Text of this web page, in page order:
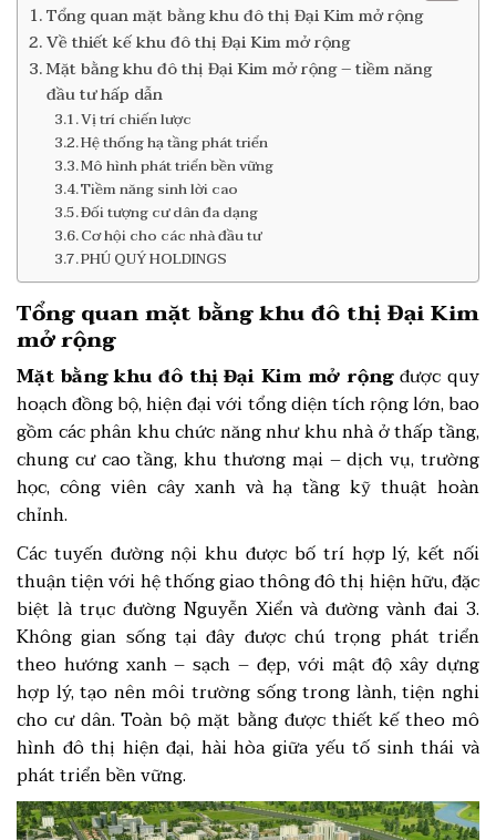
Tổng quan mặt bằng khu đô thị Đại Kim mở rộng
Về thiết kế khu đô thị Đại Kim mở rộng
Mặt bằng khu đô thị Đại Kim mở rộng – tiềm năng
đầu tư hấp dẫn
Vị trí chiến lược
Hệ thống hạ tầng phát triển
Mô hình phát triển bền vững
Tiềm năng sinh lời cao
Đối tượng cư dân đa dạng
Cơ hội cho các nhà đầu tư
PHÚ QUÝ HOLDINGS
Tổng quan mặt bằng khu đô thị Đại Kim
mở rộng
Mặt bằng khu đô thị Đại Kim mở rộngđược quy
hoạch đồng bộ, hiện đại với tổng diện tích rộng lớn, bao
gồm các phân khu chức năng như khu nhà ở thấp tầng,
chung cư cao tầng, khu thương mại – dịch vụ, trường
học, công viên cây xanh và hạ tầng kỹ thuật hoàn
chỉnh.
Các tuyến đường nội khu được bố trí hợp lý, kết nối
thuận tiện với hệ thống giao thông đô thị hiện hữu, đặc
biệt là trục đường Nguyễn Xiển và đường vành đai 3.
Không gian sống tại đây được chú trọng phát triển
theo hướng xanh – sạch – đẹp, với mật độ xây dựng
hợp lý, tạo nên môi trường sống trong lành, tiện nghi
cho cư dân. Toàn bộ mặt bằng được thiết kế theo mô
hình đô thị hiện đại, hài hòa giữa yếu tố sinh thái và
phát triển bền vững.